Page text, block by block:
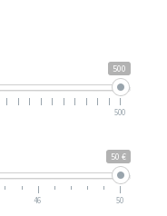
500
500
50 €
46 50